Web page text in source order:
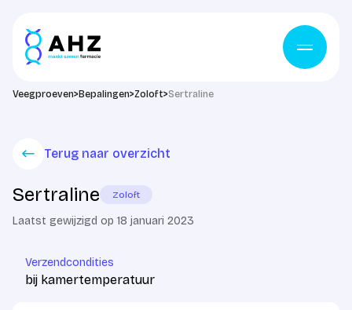
Veegproeven> Bepalingen>Zoloft>Sertraline
Terug naar overzicht
Sertraline Zoloft
Laatst gewijzigd op 18 januari 2023
Verzendcondities
bij kamertemperatuur